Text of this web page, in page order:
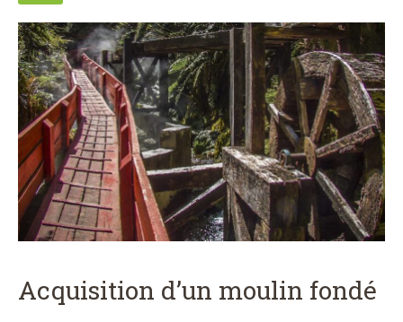
Acquisition d’un moulin fondé